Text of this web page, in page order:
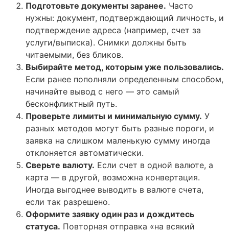
Подготовьте документы заранее. Часто
нужны: документ, подтверждающий личность, и
подтверждение адреса (например, счет за
услуги/выписка). Снимки должны быть
читаемыми, без бликов.
Выбирайте метод, которым уже пользовались.
Если ранее пополняли определенным способом,
начинайте вывод с него — это самый
бесконфликтный путь.
Проверьте лимиты и минимальную сумму. У
разных методов могут быть разные пороги, и
заявка на слишком маленькую сумму иногда
отклоняется автоматически.
Сверьте валюту. Если счет в одной валюте, а
карта — в другой, возможна конвертация.
Иногда выгоднее выводить в валюте счета,
если так разрешено.
Оформите заявку один раз и дождитесь
статуса. Повторная отправка «на всякий